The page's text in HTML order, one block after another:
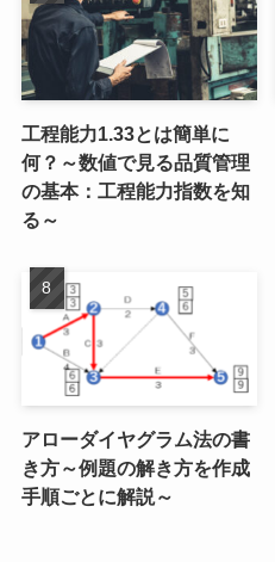
工程能力1.33とは簡単に
何？～数値で見る品質管理
の基本：工程能力指数を知
る～
アローダイヤグラム法の書
き方～例題の解き方を作成
手順ごとに解説～